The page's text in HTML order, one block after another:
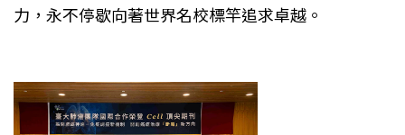
力，永不停歇向著世界名校標竿追求卓越。